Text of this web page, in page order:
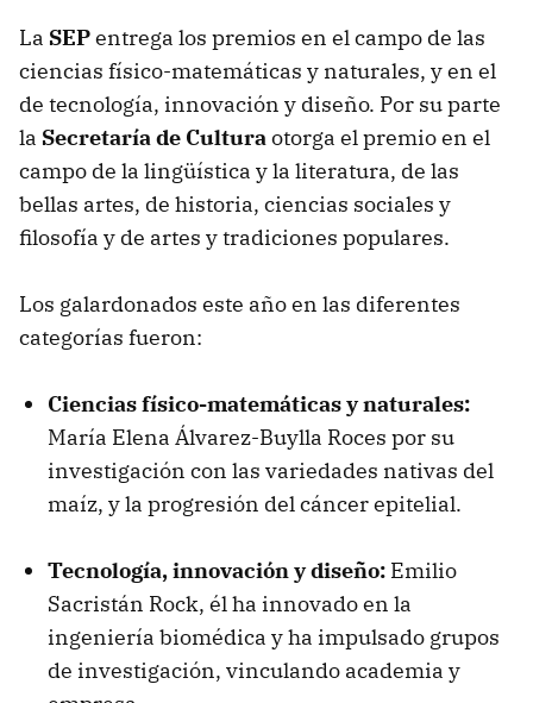
La SEPentrega los premios en el campo de las
ciencias físico-matemáticas y naturales, y en el
de tecnología, innovación y diseño. Por su parte
la Secretaría de Culturaotorga el premio en el
campo de la lingüística y la literatura, de las
bellas artes, de historia, ciencias sociales y
filosofía y de artes y tradiciones populares.
Los galardonados este año en las diferentes
categorías fueron:
Ciencias físico-matemáticas y naturales:
María Elena Álvarez-Buylla Roces por su
investigación con las variedades nativas del
maíz, y la progresión del cáncer epitelial.
Tecnología, innovación y diseño: Emilio
Sacristán Rock, él ha innovado en la
ingeniería biomédica y ha impulsado grupos
de investigación, vinculando academia y